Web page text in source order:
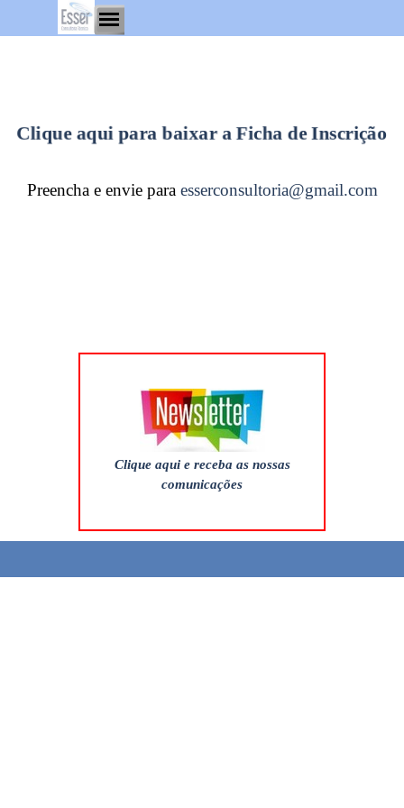
Clique aqui para baixar aFicha de Inscrição
Preencha e envie para esserconsultoria@gmail.com
Clique aqui e receba as nossas
comunicações